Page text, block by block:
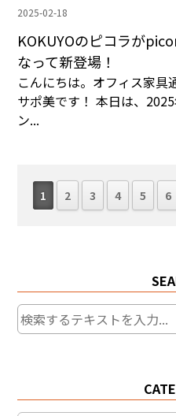
2025-02-18
KOKUYOのピコラが
なって新登場！
こんにちは。オフィス家具
サポ美です！ 本日は、
ン...
1 2 3 4 5 6